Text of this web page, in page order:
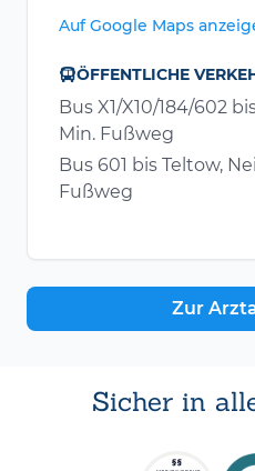
Auf Google Maps
ÖFFENTLICHE
Bus X1/X10/184/602
Min. Fußweg
Bus 601 bis Teltow,
Fußweg
Zur
Sicher in